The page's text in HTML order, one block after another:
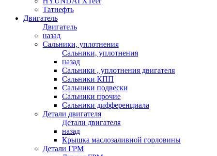
Татнефть
Двигатель
Двигатель
назад
Сальники, уплотнения
Сальники, уплотнения
назад
Сальники , уплотнения двигателя
Сальники КПП
Сальники подвески
Сальники прочие
Сальники дифференциала
Детали двигателя
Детали двигателя
назад
Крышка маслозаливной горловины
Детали ГРМ